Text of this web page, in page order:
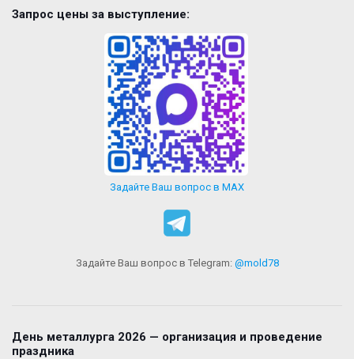
Запрос цены за выступление:
Задайте Ваш вопрос в MAX
Задайте Ваш вопрос в Telegram: @mold78
День металлурга 2026 — организация и проведение
праздника